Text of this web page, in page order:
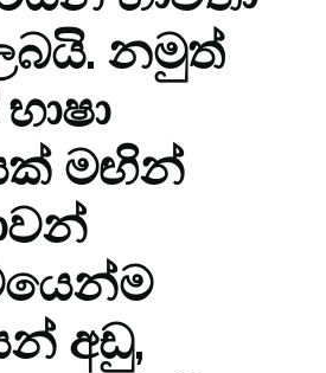
නමුත්
මඟින්
අඩු,